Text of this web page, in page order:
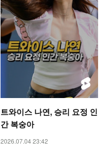
트와이스 나연, 승리 요정 인
간 복숭아
2026.07.04 23:42